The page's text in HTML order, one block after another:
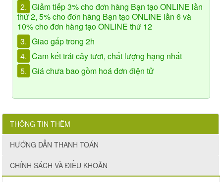
2. Giảm tiếp 3% cho đơn hàng Bạn tạo ONLINE lần
thứ 2, 5% cho đơn hàng Bạn tạo ONLINE lần 6 và
10% cho đơn hàng tạo ONLINE thứ 12
3. Giao gấp trong 2h
4. Cam kết trái cây tươi, chất lượng hạng nhất
5. Giá chưa bao gồm hoá đơn điện tử
THÔNG TIN THÊM
HƯỚNG DẪN THANH TOÁN
CHÍNH SÁCH VÀ ĐIỀU KHOẢN